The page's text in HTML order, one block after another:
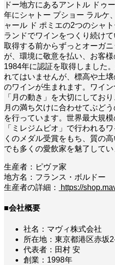
ドー地方にあるアントル ドゥ
年にシャトー プショー ラルケ
ャール ド ポミエの2つのシャ
ランドでワインをつくり続け
取得する前からずっとオーガ
が、環境に敬意を払い、お客様
1984年に認証を取得しました
れてはいませんが、標高や土
のワインが生まれます。ワイ
「月の動き」を大切にしてお
月の満ち欠けに合わせてぶど
を行っています。世界最大規
「ミレジムビオ」で行われる
くのメダル受賞をもち、質の
でも多くの愛飲家を魅了してい
生産者：ピヴァ家
地方名：フランス・ボルドー
生産者の詳細：
https://
■会社概要
社名：マヴィ株式会社
所在地：東京都港区赤坂
代表者：田村 安
創業：1998年